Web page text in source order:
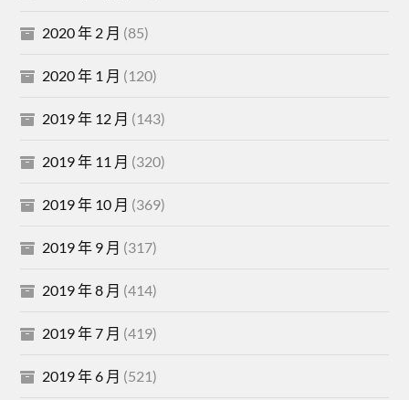
2020 年 2 月 (85)
2020 年 1 月 (120)
2019 年 12 月 (143)
2019 年 11 月 (320)
2019 年 10 月 (369)
2019 年 9 月 (317)
2019 年 8 月 (414)
2019 年 7 月 (419)
2019 年 6 月 (521)